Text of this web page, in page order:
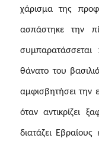
χάρισμα της
ασπάστηκε την
θάνατο του
αμφισβητήσει την
όταν αντικρίζει
διατάζει